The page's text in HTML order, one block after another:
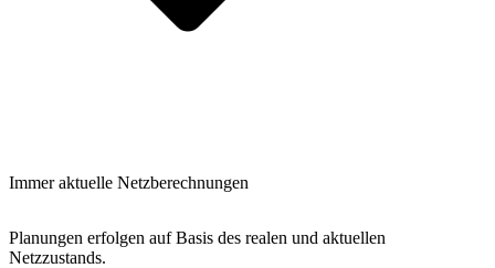
Immer aktuelle Netzberechnungen
Planungen erfolgen auf Basis des realen und aktuellen
Netzzustands.